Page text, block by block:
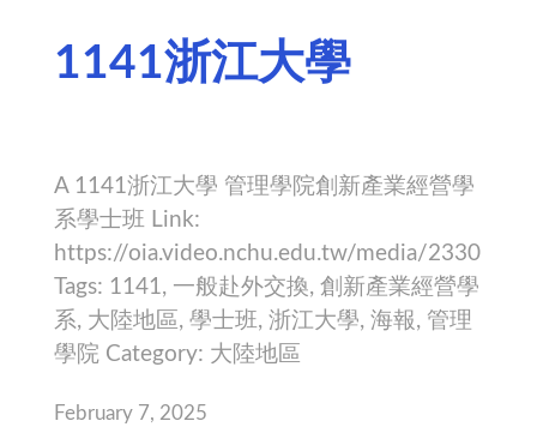
1141浙江大學
A 1141浙江大學 管理學院創新產業經營學
系學士班 Link:
https://oia.video.nchu.edu.tw/media/2330
Tags: 1141, 一般赴外交換, 創新產業經營學
系, 大陸地區, 學士班, 浙江大學, 海報, 管理
學院 Category: 大陸地區
February 7, 2025